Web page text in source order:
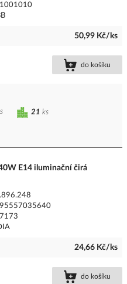
50,99 Kč/ks
do košíku
21 ks
E14 iluminační čirá
24,66 Kč/ks
do košíku